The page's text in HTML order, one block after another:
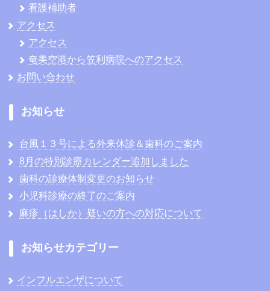
看護補助者
アクセス
アクセス
奄美空港から笠利病院へのアクセス
お問い合わせ
お知らせ
台風１３号による外来休診＆歯科のご案内
8月の特別診療カレンダー追加しました
歯科の診療体制変更のお知らせ
小児科診療の終了のご案内
麻疹（はしか）疑いの方への対応について
お知らせカテゴリー
インフルエンザについて